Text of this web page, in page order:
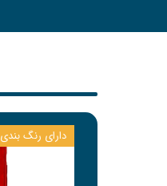
دارای رنگ بندی